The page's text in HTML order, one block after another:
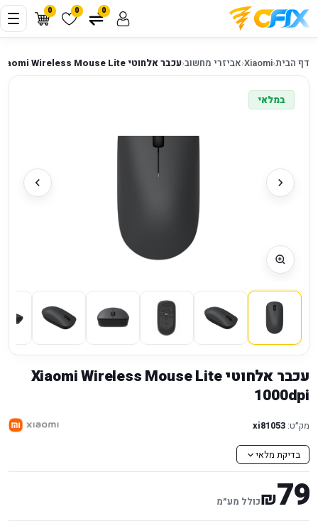
0 0 0
דף הבית‹
Xiaomi
‹אביזרי מחשוב‹עכבר אלחוטי Xiaomi Wireless Mouse Lite ‏1000dpi
במלאי
עכבר אלחוטי Xiaomi Wireless Mouse Lite
מק״ט: xi81053
בדיקת מלאי
79
₪כולל מע״מ